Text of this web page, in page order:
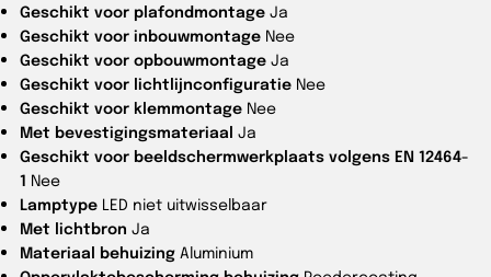
Geschikt voor plafondmontage Ja
Geschikt voor inbouwmontage Nee
Geschikt voor opbouwmontage Ja
Geschikt voor lichtlijnconfiguratie Nee
Geschikt voor klemmontage Nee
Met bevestigingsmateriaal Ja
Geschikt voor beeldschermwerkplaats volgens EN 12464-
1 Nee
Lamptype LED niet uitwisselbaar
Met lichtbron Ja
Materiaal behuizing Aluminium